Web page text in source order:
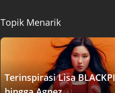
Topik Menarik
Terinspirasi Lisa